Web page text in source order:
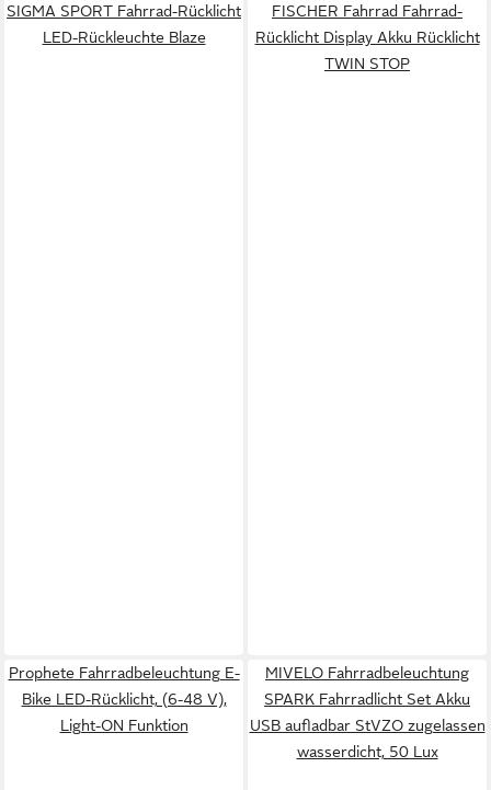
SIGMA SPORT Fahrrad-Rücklicht
LED-Rückleuchte Blaze
FISCHER Fahrrad Fahrrad-
Rücklicht Display Akku Rücklicht
TWIN STOP
Prophete Fahrradbeleuchtung E-
Bike LED-Rücklicht, (6-48 V),
Light-ON Funktion
MIVELO Fahrradbeleuchtung
SPARK Fahrradlicht Set Akku
USB aufladbar StVZO zugelassen
wasserdicht, 50 Lux